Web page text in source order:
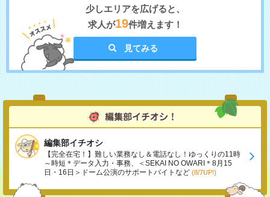
少しエリアを広げると、
求人が19件増えます！
見てみる
編集部イチオシ
【完全在宅！】難しい業務なし＆電話なし！ゆっくりの11時
～時短＊データ入力・事務、＜SEKAI NO OWARI＊8月15
日・16日＞ドーム公演のサポートバイトなど (8/7UP!)